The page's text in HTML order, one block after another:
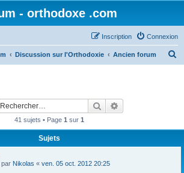
- orthodoxe .com
Connexion
Inscription
Discussion sur l'Orthodoxie Ancien forum
Rechercher
41 sujets • Page 1 sur 1
Sujets
par Nikolas « ven. 05 oct. 2012 20:25